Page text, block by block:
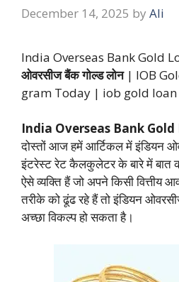
December 14, 2025 by Ali
India Overseas Bank Gold
ओवरसीज बैंक गोल्ड लोन | IOB
gram Today | iob gold loan
India Overseas Bank Gold
दोस्तों आज हमें आर्टिकल में इंडियन
इंटरेस्ट रेट कैलकुलेटर के बारे में बात
ऐसे व्यक्ति हैं जो अपने किसी वित्तीय
तरीके को ढूंढ रहे हैं तो इंडियन
अच्छा विकल्प हो सकता है।